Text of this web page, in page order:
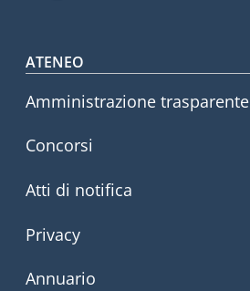
Footer menu
ATENEO
Amministrazione trasparente
Concorsi
Atti di notifica
Privacy
Annuario